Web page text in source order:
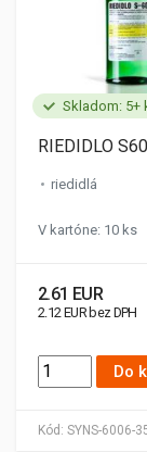
Skladom: 5+
Kód: SYNS-6006-
RIEDIDLO
riedidlá
V kartóne: 10 ks
2.61 EUR
2.12 EUR bez DPH
Do